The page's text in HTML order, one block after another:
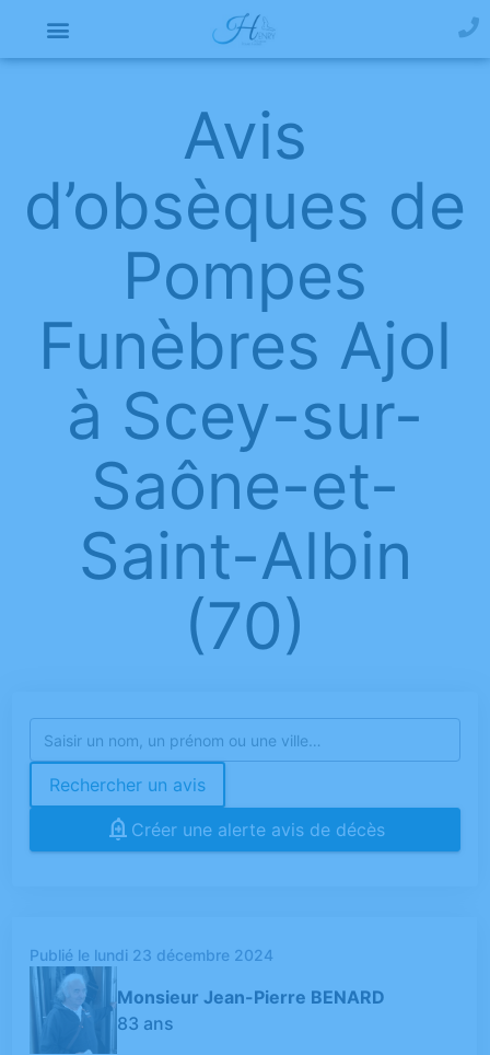
Avis
d’obsèques de
Pompes
Funèbres Ajol
à Scey-sur-
Saône-et-
Saint-Albin
(70)
Rechercher un avis
Créer une alerte avis de décès
Publié le lundi 23 décembre 2024
Monsieur Jean-Pierre BENARD
83 ans